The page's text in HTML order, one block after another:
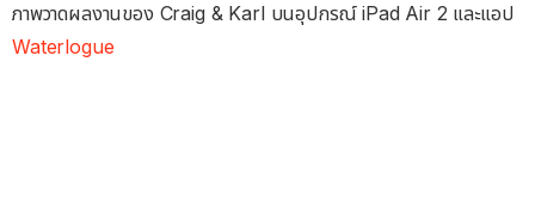
ภาพวาดผลงานของ Craig & Karl บนอุปกรณ์ iPad Air 2 และแอป
Waterlogue